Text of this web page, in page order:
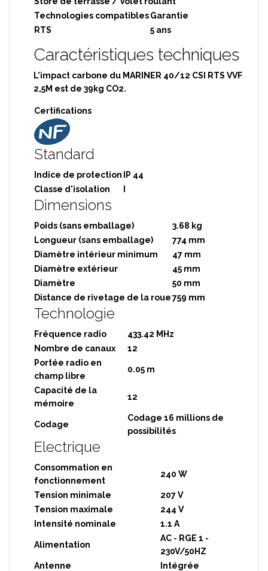
Technologies compatiblesGarantie
RTS
5 ans
Caractéristiques techniques
L’impact carbone du MARINER 40/12 CSI RTS VVF
2,5M est de 39kg CO2.
Certifications
Standard
Indice de protection
IP 44
Classe d'isolation
Dimensions
Poids (sans emballage)
3.68 kg
Longueur (sans emballage)
774 mm
Diamètre intérieur minimum
47 mm
Diamètre extérieur
45 mm
Diamètre
50 mm
Distance de rivetage de la roue759 mm
Technologie
Fréquence radio
433.42 MHz
Nombre de canaux
12
Portée radio en
champ libre
0.05 m
Capacité de la
mémoire
12
Codage
Codage 16 millions de
possibilités
Electrique
Consommation en
fonctionnement
240 W
Tension minimale
207 V
Tension maximale
244 V
Intensité nominale
1.1 A
Alimentation
AC - RGE 1 -
230V/50HZ
Antenne
Intégrée